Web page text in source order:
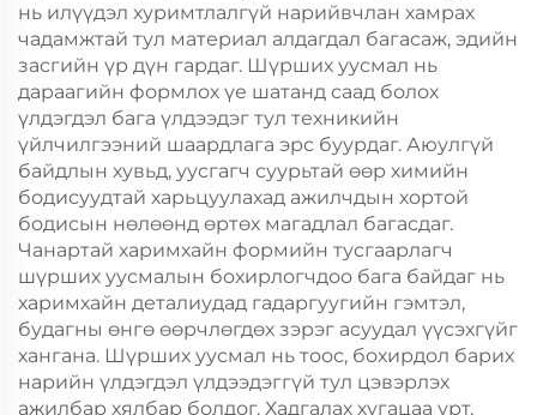
нь илүүдэл хуримтлалгүй нарийвчлан хамрах
чадамжтай тул материал алдагдал багасаж, эдийн
засгийн үр дүн гардаг. Шүрших уусмал нь
дараагийн формлох үе шатанд саад болох
үлдэгдэл бага үлдээдэг тул техникийн
үйлчилгээний шаардлага эрс буурдаг. Аюулгүй
байдлын хувьд, уусгагч суурьтай өөр химийн
бодисуудтай харьцуулахад ажилчдын хортой
бодисын нөлөөнд өртөх магадлал багасдаг.
Чанартай харимхайн формийн тусгаарлагч
шүрших уусмалын бохирлогчдоо бага байдаг нь
харимхайн деталиудад гадаргуугийн гэмтэл,
будагны өнгө өөрчлөгдөх зэрэг асуудал үүсэхгүйг
хангана. Шүрших уусмал нь тоос, бохирдол барих
нарийн үлдэгдэл үлдээдэггүй тул цэвэрлэх
ажилбар хялбар болдог. Хадгалах хугацаа урт,